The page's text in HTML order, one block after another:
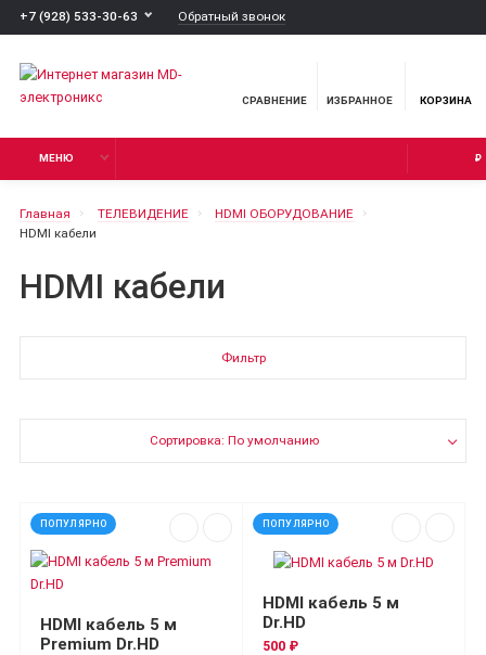
+7 (928) 533-30-63 Обратный звонок
СРАВНЕНИЕ ИЗБРАННОЕ КОРЗИНА
МЕНЮ ₽
Главная ТЕЛЕВИДЕНИЕ
HDMI ОБОРУДОВАНИЕ
HDMI кабели
HDMI кабели
Фильтр
Сортировка: По умолчанию
ПОПУЛЯРНО
HDMI кабель 5 м
Premium Dr.HD
ПОПУЛЯРНО
HDMI кабель 5 м
Dr.HD
500 ₽